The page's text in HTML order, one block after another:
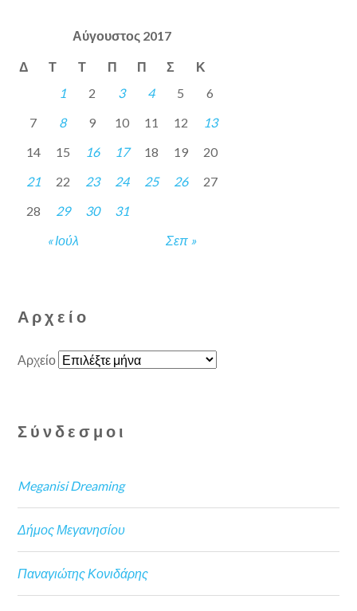
Αύγουστος 2017
Δ Τ Τ Π Π Σ Κ
« Ιούλ Σεπ »
1 2 3 4 5
6
7
8 9 10 11 12
13
14
15 16 17 18 19
20
21
22 23 24 25 26
27
28
29 30 31
Αρχείο
Αρχείο
Σύνδεσμοι
Meganisi Dreaming
Δήμος Μεγανησίου
Παναγιώτης Κονιδάρης